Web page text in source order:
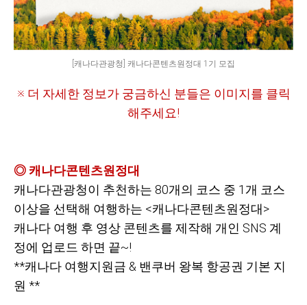
[캐나다관광청] 캐나다콘텐츠원정대 1기 모집
※ 더 자세한 정보가 궁금하신 분들은 이미지를 클릭
해주세요!
◎ 캐나다콘텐츠원정대
캐나다관광청이 추천하는 80개의 코스 중 1개 코스
이상을 선택해 여행하는 <캐나다콘텐츠원정대>
캐나다 여행 후 영상 콘텐츠를 제작해 개인 SNS 계
정에 업로드 하면 끝~!
**캐나다 여행지원금 & 밴쿠버 왕복 항공권 기본 지
원 **